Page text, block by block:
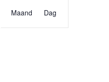
Maand Dag